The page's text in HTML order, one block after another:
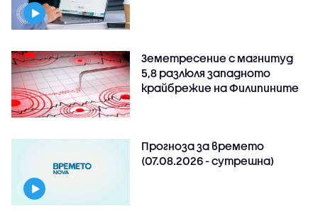
Земетресение с магнитуд
5,8 разлюля западното
крайбрежие на Филипините
Прогноза за времето
(07.08.2026 - сутрешна)